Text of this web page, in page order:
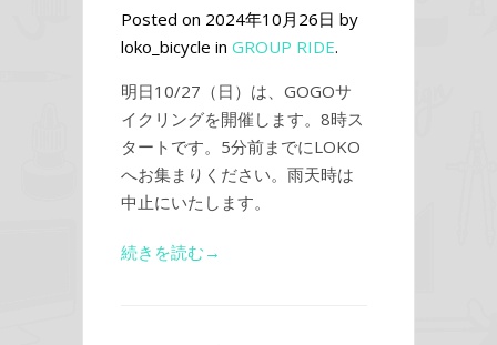
Posted on 2024年10月26日 by
loko_bicycle in GROUP RIDE.
明日10/27（日）は、GOGOサ
イクリングを開催します。8時ス
タートです。5分前までにLOKO
へお集まりください。雨天時は
中止にいたします。
続きを読む→